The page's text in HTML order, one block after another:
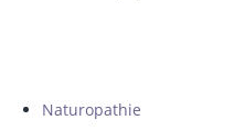
Naturopathie